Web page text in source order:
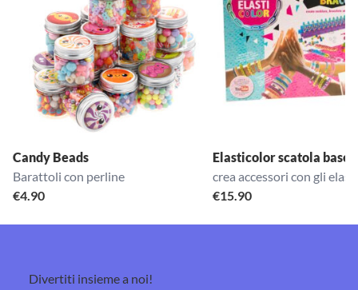
Candy Beads
Barattoli con perline
€4.90
Elasticolor scatola base
crea accessori con gli
€15.90
Divertiti insieme a noi!